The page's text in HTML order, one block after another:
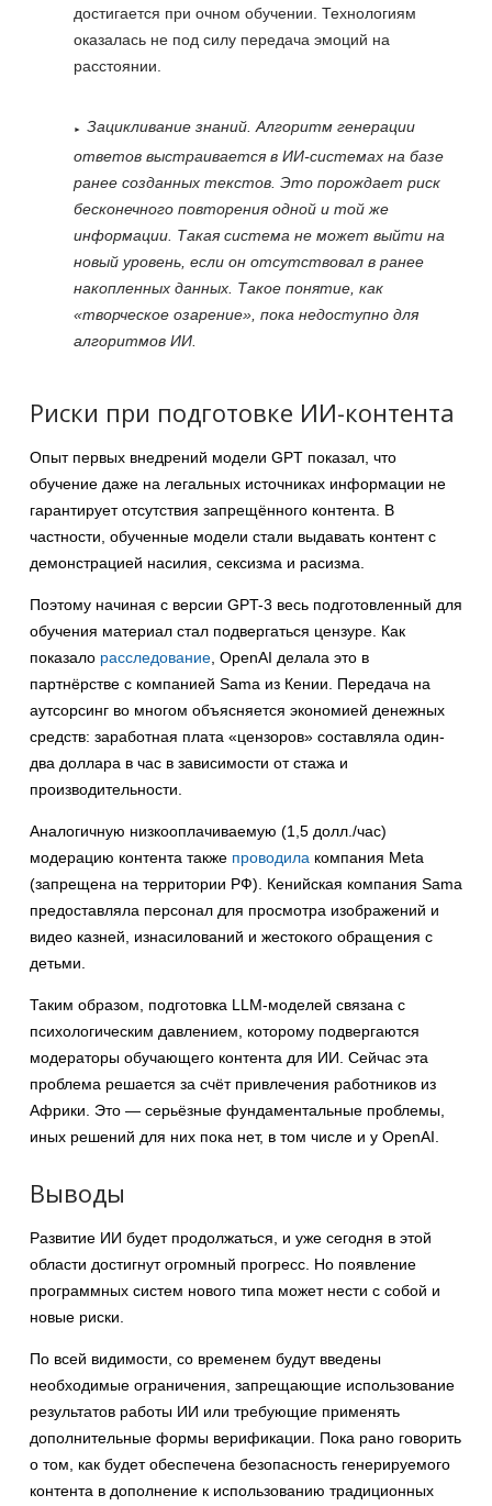
достигается при очном обучении. Технологиям
оказалась не под силу передача эмоций на
расстоянии.
Зацикливание знаний. Алгоритм генерации
ответов выстраивается в ИИ-системах на базе
ранее созданных текстов. Это порождает риск
бесконечного повторения одной и той же
информации. Такая система не может выйти на
новый уровень, если он отсутствовал в ранее
накопленных данных. Такое понятие, как
«творческое озарение», пока недоступно для
алгоритмов ИИ.
Риски при подготовке ИИ-контента
Опыт первых внедрений модели GPT показал, что
обучение даже на легальных источниках информации не
гарантирует отсутствия запрещённого контента. В
частности, обученные модели стали выдавать контент с
демонстрацией насилия, сексизма и расизма.
Поэтому начиная с версии GPT-3 весь подготовленный для
обучения материал стал подвергаться цензуре. Как
показало расследование , OpenAI делала это в
партнёрстве с компанией Sama из Кении. Передача на
аутсорсинг во многом объясняется экономией денежных
средств: заработная плата «цензоров» составляла один-
два доллара в час в зависимости от стажа и
производительности.
Аналогичную низкооплачиваемую (1,5 долл./час)
модерацию контента также проводила компания Meta
(запрещена на территории РФ). Кенийская компания Sama
предоставляла персонал для просмотра изображений и
видео казней, изнасилований и жестокого обращения с
детьми.
Таким образом, подготовка LLM-моделей связана с
психологическим давлением, которому подвергаются
модераторы обучающего контента для ИИ. Сейчас эта
проблема решается за счёт привлечения работников из
Африки. Это — серьёзные фундаментальные проблемы,
иных решений для них пока нет, в том числе и у OpenAI.
Выводы
Развитие ИИ будет продолжаться, и уже сегодня в этой
области достигнут огромный прогресс. Но появление
программных систем нового типа может нести с собой и
новые риски.
По всей видимости, со временем будут введены
необходимые ограничения, запрещающие использование
результатов работы ИИ или требующие применять
дополнительные формы верификации. Пока рано говорить
о том, как будет обеспечена безопасность генерируемого
контента в дополнение к использованию традиционных